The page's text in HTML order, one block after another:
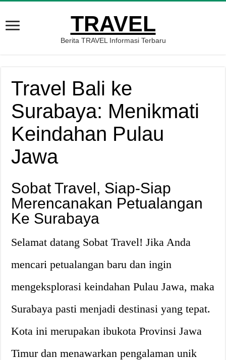
TRAVEL
Berita TRAVEL Informasi Terbaru
Travel Bali ke
Surabaya: Menikmati
Keindahan Pulau
Jawa
Sobat Travel, Siap-Siap
Merencanakan Petualangan
Ke Surabaya
Selamat datang Sobat Travel! Jika Anda
mencari petualangan baru dan ingin
mengeksplorasi keindahan Pulau Jawa, maka
Surabaya pasti menjadi destinasi yang tepat.
Kota ini merupakan ibukota Provinsi Jawa
Timur dan menawarkan pengalaman unik